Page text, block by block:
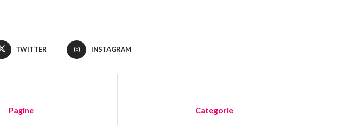
TWITTER INSTAGRAM
Pagine Categorie